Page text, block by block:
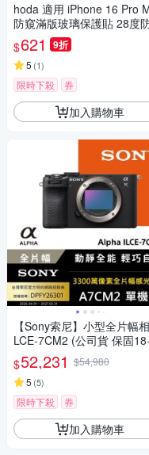
hoda 適用 iPhone 16 Pro
防窺滿版玻璃保護貼 28度
窺 玻璃貼 附無塵太空艙貼膜
器
$621 9折
5 (1)
限時下殺 券
加入購物車
【Sony索尼】小型全片幅
LCE-7CM2 (公司貨 保固
個月) A7CM2
$52,231 $54,980
5 (5)
限時下殺 券
加入購物車